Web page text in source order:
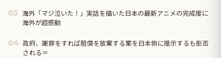
03 海外「マジ泣いた！」実話を描いた日本の最新アニメの完成度に
海外が超感動
04 政府、謝罪をすれば賠償を放棄する案を日本側に提示するも拒否
される＝